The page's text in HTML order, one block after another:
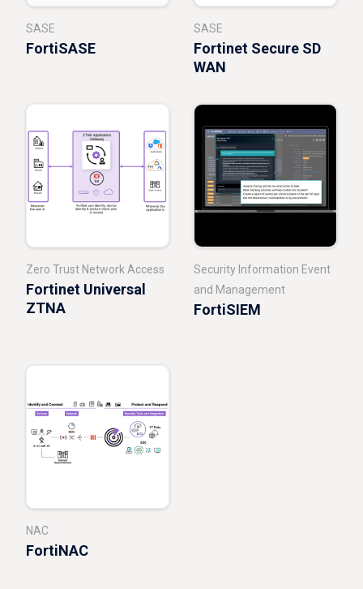
SASE
FortiSASE
SASE
Fortinet Secure SD
WAN
Zero Trust Network Access
Fortinet Universal
ZTNA
Security Information Event
and Management
FortiSIEM
NAC
FortiNAC